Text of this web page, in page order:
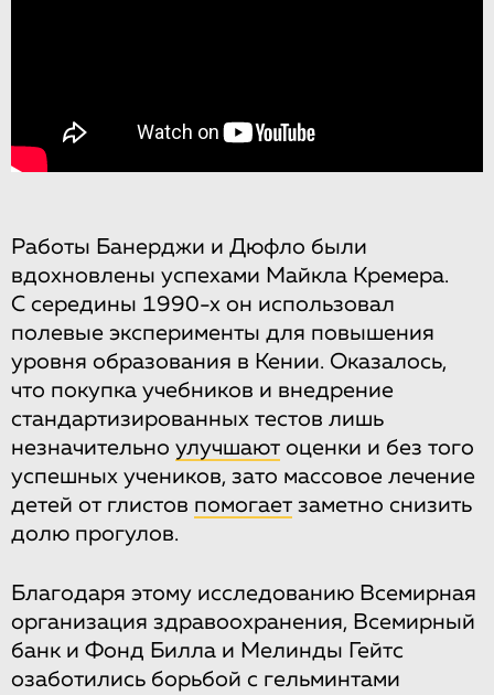
Работы Банерджи и Дюфло были
вдохновлены успехами Майкла Кремера.
С середины 1990-х он использовал
полевые эксперименты для повышения
уровня образования в Кении. Оказалось,
что покупка учебников и внедрение
стандартизированных тестов лишь
незначительно улучшают оценки и без того
успешных учеников, зато массовое лечение
детей от глистов помогает заметно снизить
долю прогулов.
Благодаря этому исследованию Всемирная
организация здравоохранения, Всемирный
банк и Фонд Билла и Мелинды Гейтс
озаботились борьбой с гельминтами